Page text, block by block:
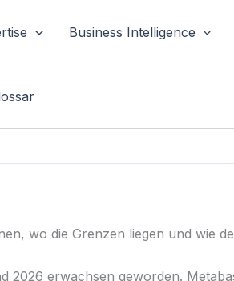
Business Intelligence
wo die Grenzen liegen und wie
2026 erwachsen geworden.